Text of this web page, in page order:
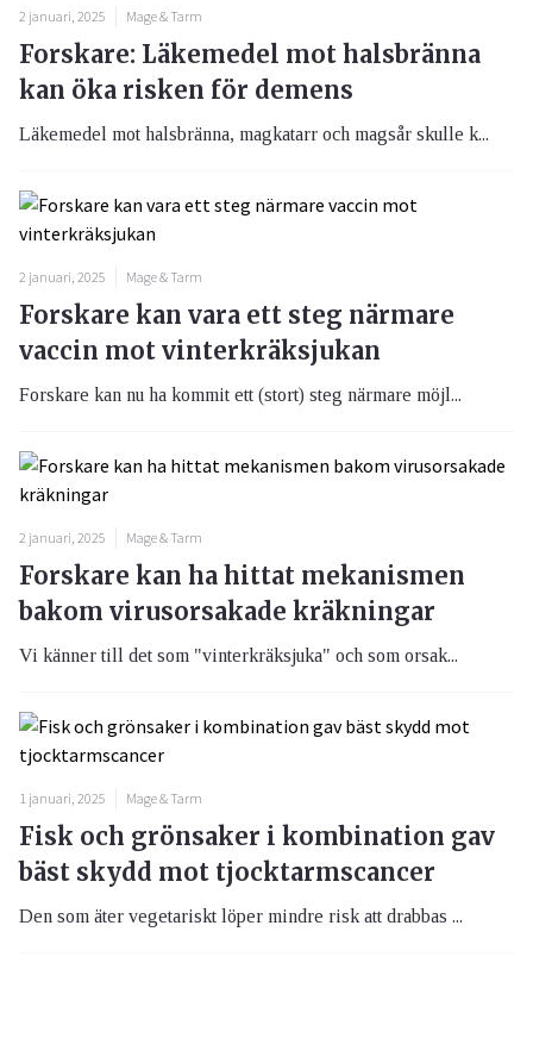
2 januari, 2025 Mage & Tarm
Forskare: Läkemedel mot halsbränna
kan öka risken för demens
Läkemedel mot halsbränna, magkatarr och magsår skulle k...
2 januari, 2025 Mage & Tarm
Forskare kan vara ett steg närmare
vaccin mot vinterkräksjukan
Forskare kan nu ha kommit ett (stort) steg närmare möjl...
2 januari, 2025 Mage & Tarm
Forskare kan ha hittat mekanismen
bakom virusorsakade kräkningar
Vi känner till det som "vinterkräksjuka" och som orsak...
1 januari, 2025 Mage & Tarm
Fisk och grönsaker i kombination gav
bäst skydd mot tjocktarmscancer
Den som äter vegetariskt löper mindre risk att drabbas ...